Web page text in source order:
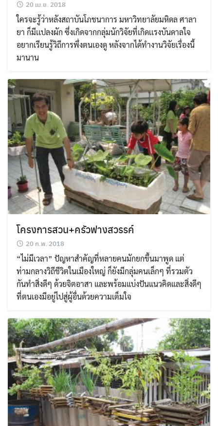
20 เม.ย. 2018
ใครจะรู้ว่าหลังสถาบันโภชนาการ มหาวิทยาลัยมหิดล ศาลา
ยา ก็มีเเปลงผัก ซึ่งเกิดจากกลุ่มนักวิจัยที่เกิดเเรงบันดาลใจ
อยากเรียนรู้วิถีการพึ่งตนเองดู หลังจากได้ทำงานวิจัยเรื่องนี้
มานาน
โครงการสวน+ครัวฟางสวรรค์
20 ก.พ. 2018
“ไม่มีเวลา” ปัญหาสำคัญที่หลายคนมักยกขึ้นมาพูด แต่
ท่ามกลางวิถีชีวิตในเมืองใหญ่ ก็ยังมีกลุ่มคนเล็กๆ ที่รวมตัว
กันทำสิ่งดีๆ ด้วยจิตอาสา และพร้อมแบ่งปันแนวคิดและสิ่งดีๆ
ที่ตนเองมีอยู่ไปสู่ผู้อื่นด้วยความเต็มใจ